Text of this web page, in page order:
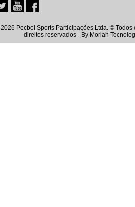
2026 Pecbol Sports Participações Ltda. © Todos
direitos reservados - By Moriah